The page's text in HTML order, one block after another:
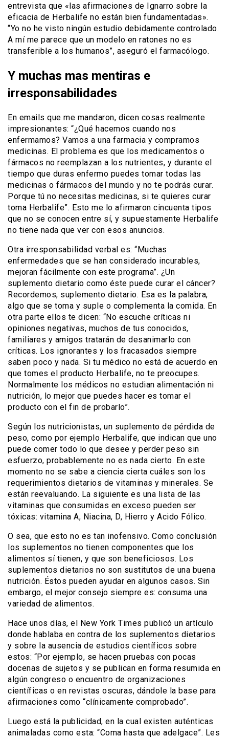
entrevista que «las afirmaciones de Ignarro sobre la
eficacia de Herbalife no están bien fundamentadas».
“Yo no he visto ningún estudio debidamente controlado.
A mí me parece que un modelo en ratones no es
transferible a los humanos”, aseguró el farmacólogo.
Y muchas mas mentiras e
irresponsabilidades
En emails que me mandaron, dicen cosas realmente
impresionantes: “¿Qué hacemos cuando nos
enfermamos? Vamos a una farmacia y compramos
medicinas. El problema es que los medicamentos o
fármacos no reemplazan a los nutrientes, y durante el
tiempo que duras enfermo puedes tomar todas las
medicinas o fármacos del mundo y no te podrás curar.
Porque tú no necesitas medicinas, si te quieres curar
toma Herbalife”. Esto me lo afirmaron cincuenta tipos
que no se conocen entre sí, y supuestamente Herbalife
no tiene nada que ver con esos anuncios.
Otra irresponsabilidad verbal es: “Muchas
enfermedades que se han considerado incurables,
mejoran fácilmente con este programa”. ¿Un
suplemento dietario como éste puede curar el cáncer?
Recordemos, suplemento dietario. Esa es la palabra,
algo que se toma y suple o complementa la comida. En
otra parte ellos te dicen: “No escuche críticas ni
opiniones negativas, muchos de tus conocidos,
familiares y amigos tratarán de desanimarlo con
críticas. Los ignorantes y los fracasados siempre
saben poco y nada. Si tu médico no está de acuerdo en
que tomes el producto Herbalife, no te preocupes.
Normalmente los médicos no estudian alimentación ni
nutrición, lo mejor que puedes hacer es tomar el
producto con el fin de probarlo”.
Según los nutricionistas, un suplemento de pérdida de
peso, como por ejemplo Herbalife, que indican que uno
puede comer todo lo que desee y perder peso sin
esfuerzo, probablemente no es nada cierto. En este
momento no se sabe a ciencia cierta cuáles son los
requerimientos dietarios de vitaminas y minerales. Se
están reevaluando. La siguiente es una lista de las
vitaminas que consumidas en exceso pueden ser
tóxicas: vitamina A, Niacina, D, Hierro y Acido Fólico.
O sea, que esto no es tan inofensivo. Como conclusión
los suplementos no tienen componentes que los
alimentos sí tienen, y que son beneficiosos. Los
suplementos dietarios no son sustitutos de una buena
nutrición. Éstos pueden ayudar en algunos casos. Sin
embargo, el mejor consejo siempre es: consuma una
variedad de alimentos.
Hace unos días, el New York Times publicó un artículo
donde hablaba en contra de los suplementos dietarios
y sobre la ausencia de estudios científicos sobre
estos: “Por ejemplo, se hacen pruebas con pocas
docenas de sujetos y se publican en forma resumida en
algún congreso o encuentro de organizaciones
científicas o en revistas oscuras, dándole la base para
afirmaciones como “clínicamente comprobado”.
Luego está la publicidad, en la cual existen auténticas
animaladas como esta: “Coma hasta que adelgace”. Les